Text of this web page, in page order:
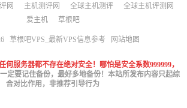
网 主机测评网 全球主机测评
全球主机评测网
爱主机
草根吧
草根吧VPS_最新VPS信息参考 网站地图
何服务器都不存在绝对安全！哪怕是安全系数999999，
定要记住备份，最好多地备份！本站所发布内容只起综
合对比作用，非推荐引导行为